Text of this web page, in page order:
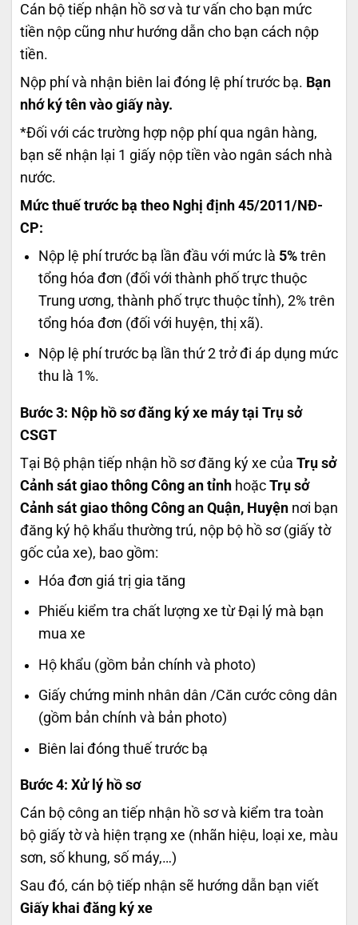
Cán bộ tiếp nhận hồ sơ và tư vấn cho bạn mức
tiền nộp cũng như hướng dẫn cho bạn cách nộp
tiền.
Nộp phí và nhận biên lai đóng lệ phí trước bạ. Bạn
nhớ ký tên vào giấy này.
*Đối với các trường hợp nộp phí qua ngân hàng,
bạn sẽ nhận lại 1 giấy nộp tiền vào ngân sách nhà
nước.
Mức thuế trước bạ theo Nghị định 45/2011/NĐ-
CP:
Nộp lệ phí trước bạ lần đầu với mức là 5%trên
tổng hóa đơn (đối với thành phố trực thuộc
Trung ương, thành phố trực thuộc tỉnh), 2% trên
tổng hóa đơn (đối với huyện, thị xã).
Nộp lệ phí trước bạ lần thứ 2 trở đi áp dụng mức
thu là 1%.
Bước 3: Nộp hồ sơ đăng ký xe máy tại Trụ sở
CSGT
Tại Bộ phận tiếp nhận hồ sơ đăng ký xe của Trụ sở
Cảnh sát giao thông Công an tỉnh hoặc Trụ sở
Cảnh sát giao thông Công an Quận, Huyện nơi bạn
đăng ký hộ khẩu thường trú, nộp bộ hồ sơ (giấy tờ
gốc của xe), bao gồm:
Hóa đơn giá trị gia tăng
Phiếu kiểm tra chất lượng xe từ Đại lý mà bạn
mua xe
Hộ khẩu (gồm bản chính và photo)
Giấy chứng minh nhân dân /Căn cước công dân
(gồm bản chính và bản photo)
Biên lai đóng thuế trước bạ
Bước 4: Xử lý hồ sơ
Cán bộ công an tiếp nhận hồ sơ và kiểm tra toàn
bộ giấy tờ và hiện trạng xe (nhãn hiệu, loại xe, màu
sơn, số khung, số máy,…)
Sau đó, cán bộ tiếp nhận sẽ hướng dẫn bạn viết
Giấy khai đăng ký xe